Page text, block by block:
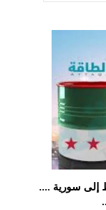
إلى سورية ....